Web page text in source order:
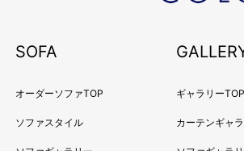
SOFA
オーダーソファTOP
ソファスタイル
ギャラリーTOP
カーテンギャ